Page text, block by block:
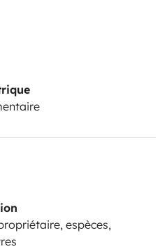
espèces,